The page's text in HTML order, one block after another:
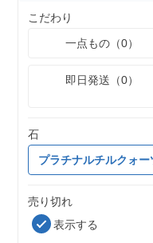
こだわり
一点もの（0）
即日発送（0）
石
プラチナルチルクォー
売り切れ
表示する